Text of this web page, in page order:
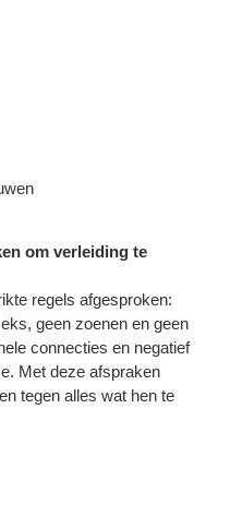
om verleiding te
regels afgesproken:
geen zoenen en geen
connecties en negatief
Met deze afspraken
tegen alles wat hen te